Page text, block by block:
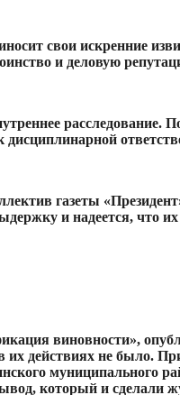
свои искренние
и деловую
газеты
и надеется, что
виновности»,
их действиях не было.
муниципального
который и сделали